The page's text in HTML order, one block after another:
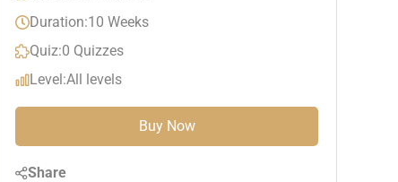
Duration:10 Weeks
Quiz:0 Quizzes
Level:All levels
Buy Now
Share